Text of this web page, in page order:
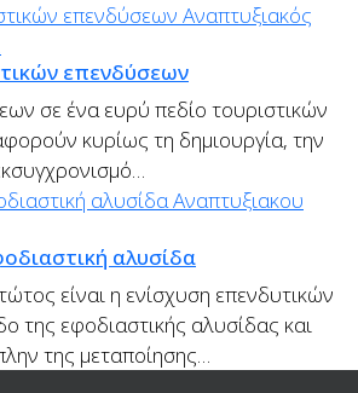
επενδύσεων
σε ένα ευρύ πεδίο τουριστικών
κυρίως τη δημιουργία, την
αλυσίδα
είναι η ενίσχυση επενδυτικών
της εφοδιαστικής αλυσίδας και
της μεταποίησης…